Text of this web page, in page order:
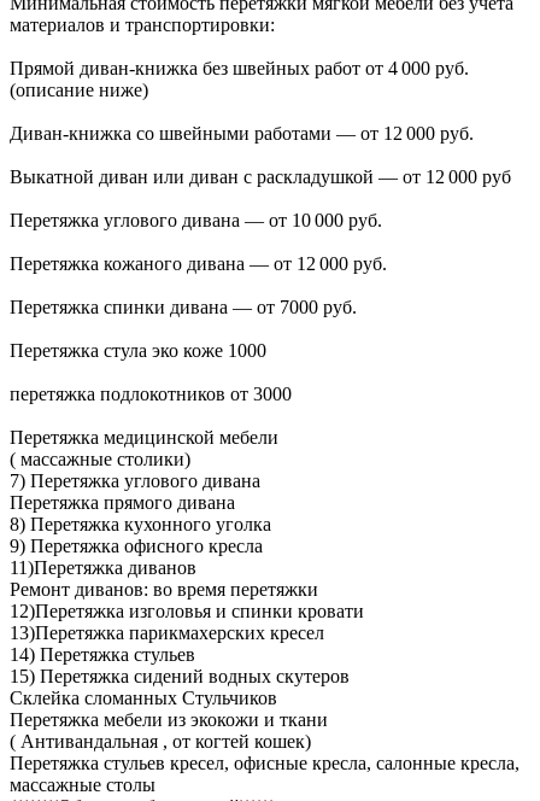
материалов и транспортировки:
Прямой диван-книжка без швейных работ от 4 000 руб.
(описание ниже)
Диван-книжка со швейными работами — от 12 000 руб.
Выкатной диван или диван с раскладушкой — от 12 000 руб
Перетяжка углового дивана — от 10 000 руб.
Перетяжка кожаного дивана — от 12 000 руб.
Перетяжка спинки дивана — от 7000 руб.
Перетяжка стула эко коже 1000
перетяжка подлокотников от 3000
Перетяжка медицинской мебели
( массажные столики)
7) Перетяжка углового дивана
Перетяжка прямого дивана
8) Перетяжка кухонного уголка
9) Перетяжка офисного кресла
11)Перетяжка диванов
Ремонт диванов: во время перетяжки
12)Перетяжка изголовья и спинки кровати
13)Перетяжка парикмахерских кресел
14) Перетяжка стульев
15) Перетяжка сидений водных скутеров
Склейка сломанных Стульчиков
Перетяжка мебели из экокожи и ткани
( Антивандальная , от когтей кошек)
Перетяжка стульев кресел, офисные кресла, салонные кресла,
массажные столы